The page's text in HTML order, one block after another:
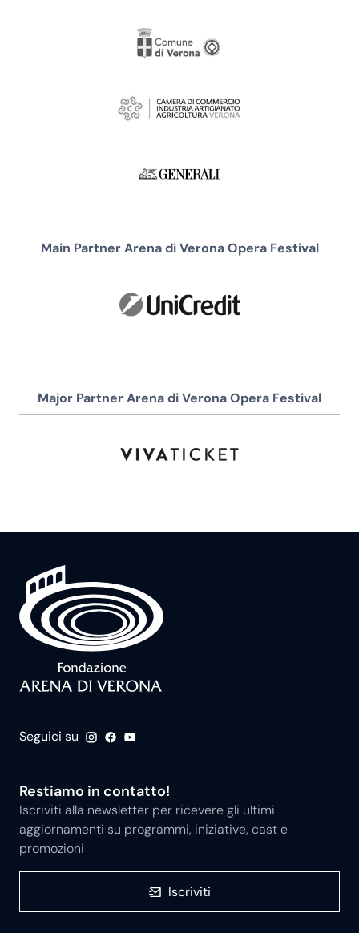
Main Partner Arena di Verona Opera Festival
Major Partner Arena di Verona Opera Festival
Seguici su
Restiamo in contatto!
Iscriviti alla newsletter per ricevere gli ultimi
aggiornamenti su programmi, iniziative, cast e
promozioni
Iscriviti